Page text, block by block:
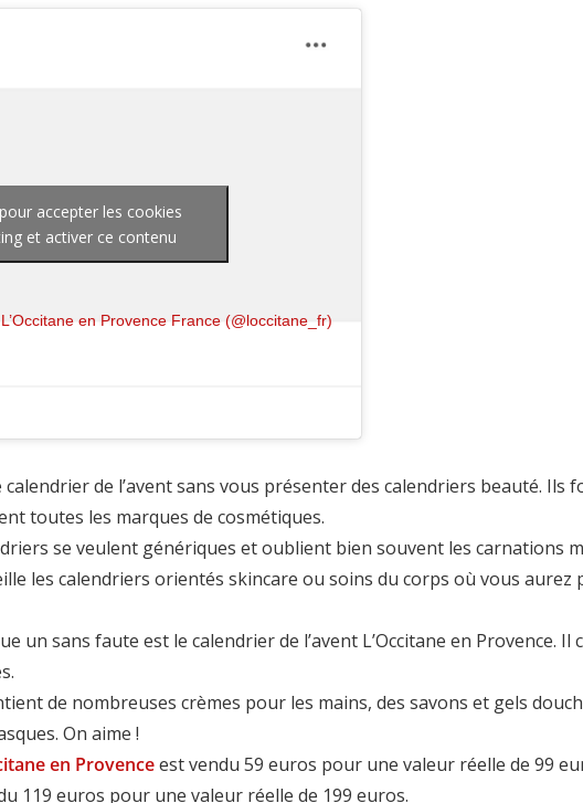
en Provence France (@loccitane_fr)
accepter les cookies
et activer ce contenu
de l’avent sans vous présenter des calendriers beauté. Ils
toutes les marques de cosmétiques.
se veulent génériques et oublient bien souvent les carnations
les calendriers orientés skincare ou soins du corps où vous
un sans faute est le calendrier de l’avent L’Occitane en Provence.
de nombreuses crèmes pour les mains, des savons et gels
On aime !
en Provenceest vendu 59 euros pour une valeur réelle de 99
119 euros pour une valeur réelle de 199 euros.